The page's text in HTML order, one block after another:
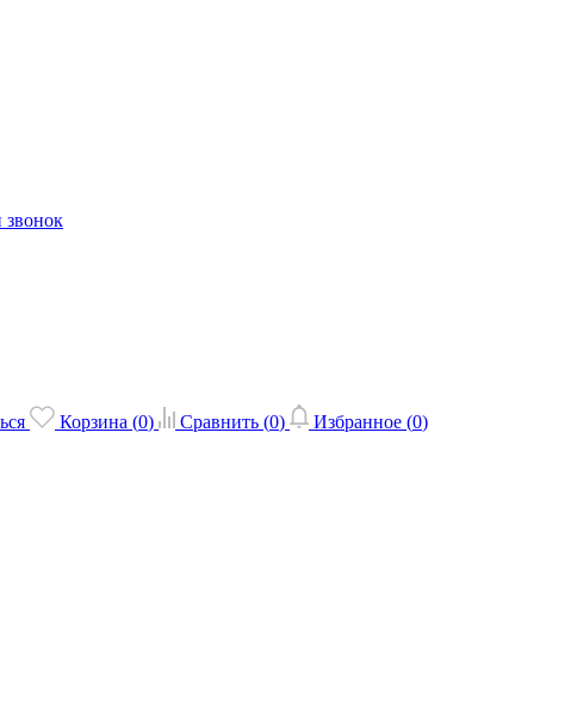
Корзина (0) Сравнить (0) Избранное (0)